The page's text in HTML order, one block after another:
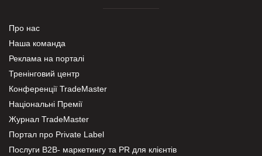
Про нас
Наша команда
Реклама на порталі
Тренінговий центр
Конференції TradeMaster
Національні Премії
Журнал TradeMaster
Портал про Private Label
Послуги В2В- маркетингу та PR для клієнтів